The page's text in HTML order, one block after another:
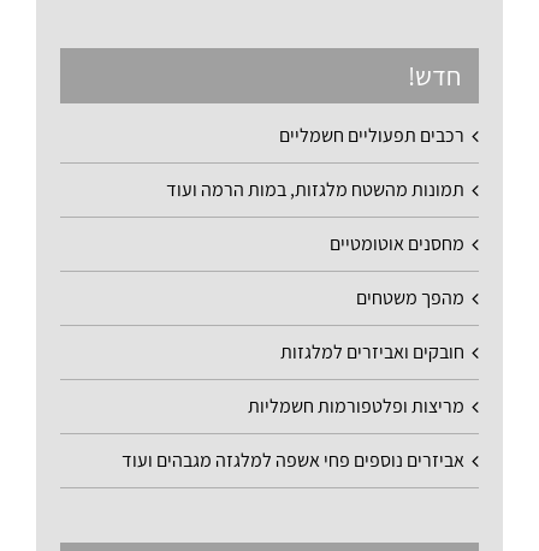
חדש!
רכבים תפעוליים חשמליים
תמונות מהשטח מלגזות, במות הרמה ועוד
מחסנים אוטומטיים
מהפך משטחים
חובקים ואביזרים למלגזות
מריצות ופלטפורמות חשמליות
אביזרים נוספים פחי אשפה למלגזה מגבהים ועוד